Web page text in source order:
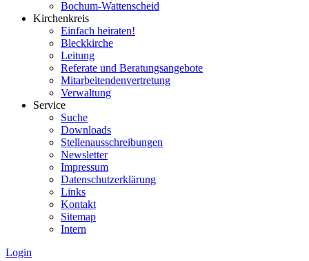
Bochum-Wattenscheid
Kirchenkreis
Einfach heiraten!
Bleckkirche
Leitung
Referate und Beratungsangebote
Mitarbeitendenvertretung
Verwaltung
Service
Suche
Downloads
Stellenausschreibungen
Newsletter
Impressum
Datenschutzerklärung
Links
Kontakt
Sitemap
Intern
Login